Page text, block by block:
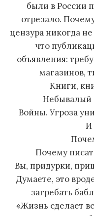
были в России
отрезало.
цензура никогда
что
объявления:
магазинов,
Книги,
Небывалый
Войны. Угроза
И
Почему
Вы, придурки,
Думаете, это
загребать
«Жизнь сделает